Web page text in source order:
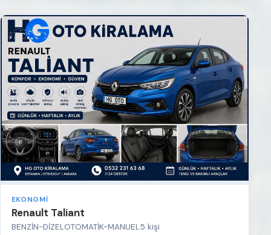
EKONOMI
Renault Taliant
BENZİN-DİZELOTOMATİK-MANUEL5 kişi